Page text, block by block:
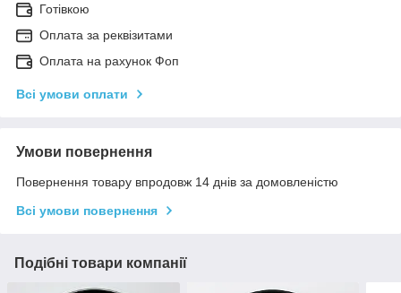
Готівкою
Оплата за реквізитами
Оплата на рахунок Фоп
Всі умови оплати
Умови повернення
Повернення товару впродовж 14 днів за домовленістю
Всі умови повернення
Подібні товари компанії